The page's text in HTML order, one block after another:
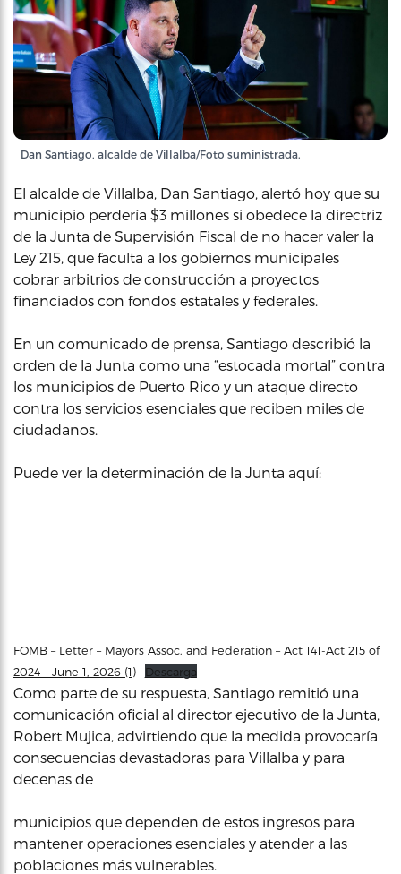
Dan Santiago, alcalde de Villalba/Foto suministrada.
El alcalde de Villalba, Dan Santiago, alertó hoy que su
municipio perdería $3 millones si obedece la directriz
de la Junta de Supervisión Fiscal de no hacer valer la
Ley 215, que faculta a los gobiernos municipales
cobrar arbitrios de construcción a proyectos
financiados con fondos estatales y federales.
En un comunicado de prensa, Santiago describió la
orden de la Junta como una “estocada mortal” contra
los municipios de Puerto Rico y un ataque directo
contra los servicios esenciales que reciben miles de
ciudadanos.
Puede ver la determinación de la Junta aquí:
FOMB – Letter – Mayors Assoc. and Federation – Act 141-Act 215 of
2024 – June 1, 2026 (1)
Descarga
Como parte de su respuesta, Santiago remitió una
comunicación oficial al director ejecutivo de la Junta,
Robert Mujica, advirtiendo que la medida provocaría
consecuencias devastadoras para Villalba y para
decenas de
municipios que dependen de estos ingresos para
mantener operaciones esenciales y atender a las
poblaciones más vulnerables.